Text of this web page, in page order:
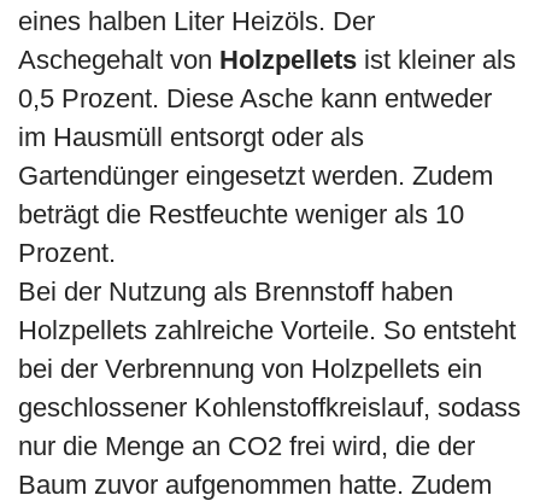
eines halben Liter Heizöls. Der
Aschegehalt von Holzpellets ist kleiner als
0,5 Prozent. Diese Asche kann entweder
im Hausmüll entsorgt oder als
Gartendünger eingesetzt werden. Zudem
beträgt die Restfeuchte weniger als 10
Prozent.
Bei der Nutzung als Brennstoff haben
Holzpellets zahlreiche Vorteile. So entsteht
bei der Verbrennung von Holzpellets ein
geschlossener Kohlenstoffkreislauf, sodass
nur die Menge an CO2 frei wird, die der
Baum zuvor aufgenommen hatte. Zudem